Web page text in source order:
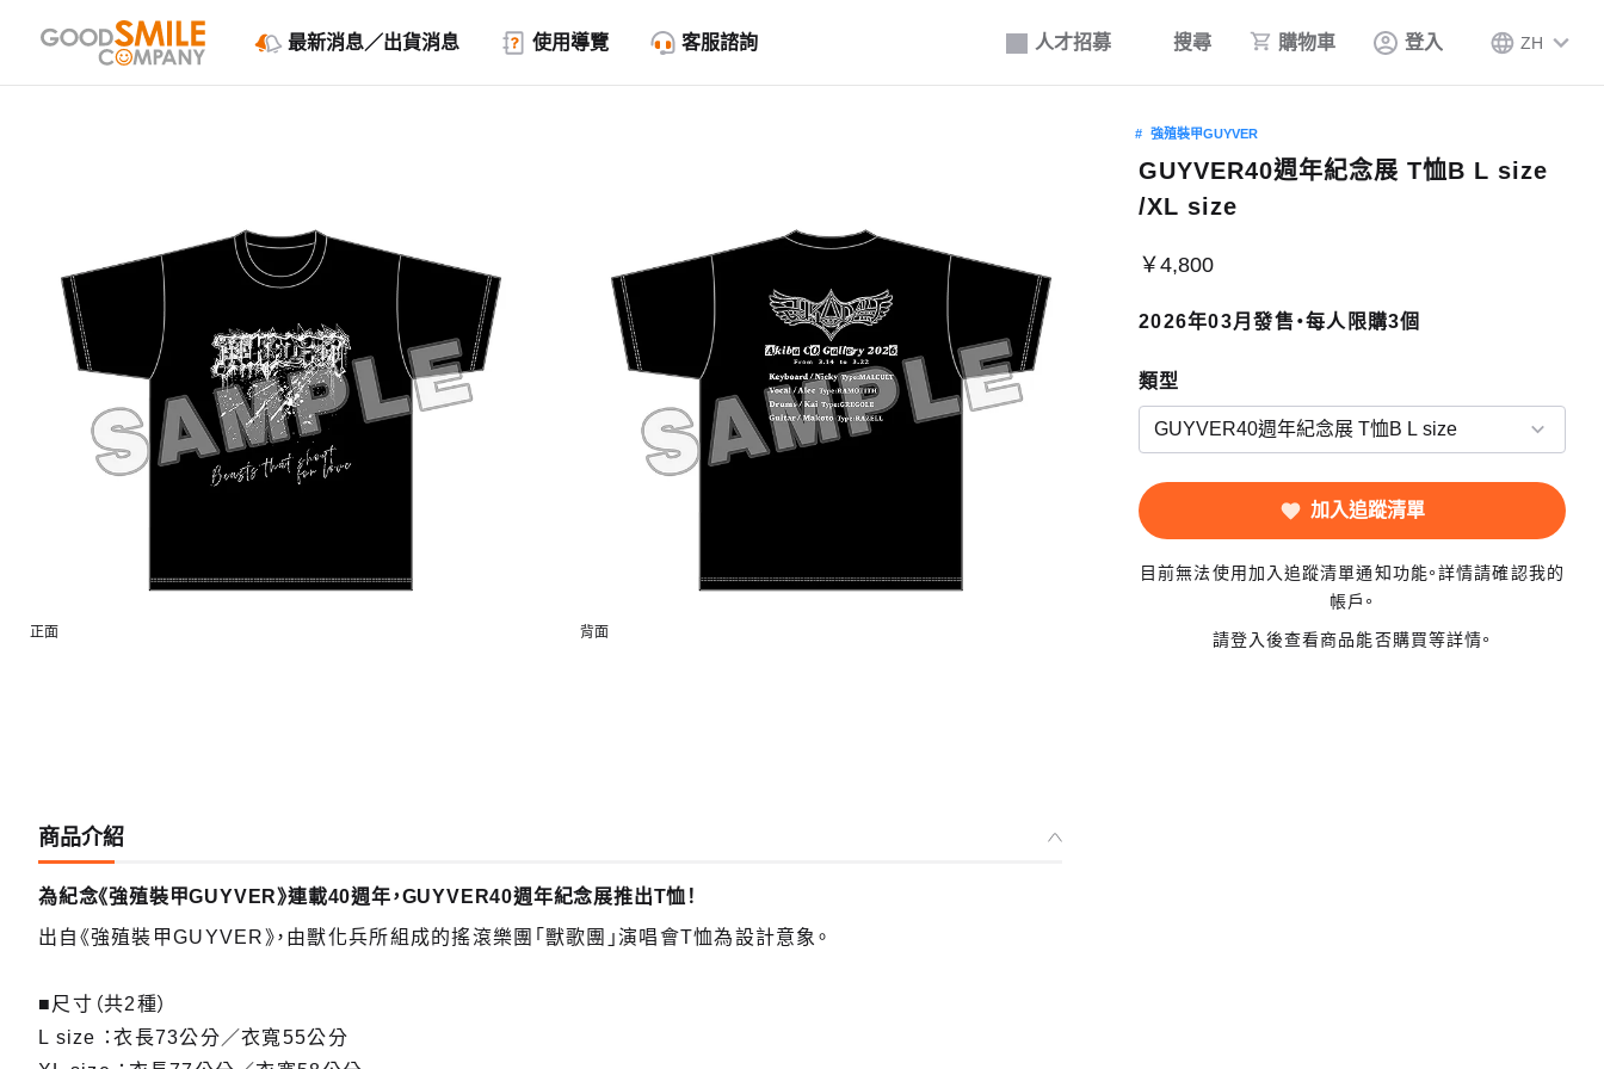
人才招募 搜尋 購物車 登入 ZH
最新消息／出貨消息 使用導覽 客服諮詢
正面 背面
強殖裝甲GUYVER
GUYVER40週年紀念展 T恤B L size
/XL size
￥4,800
2026年03月發售・每人限購3個
類型
加入追蹤清單
目前無法使用加入追蹤清單通知功能。詳情請確認我的
帳戶。
請登入後查看商品能否購買等詳情。
商品介紹
為紀念《強殖裝甲GUYVER》連載40週年，GUYVER40週年紀念展推出T恤！
出自《強殖裝甲GUYVER》，由獸化兵所組成的搖滾樂團「獸歌團」演唱會T恤為設計意象。
■尺寸（共2種）
L size ：衣長73公分／衣寬55公分